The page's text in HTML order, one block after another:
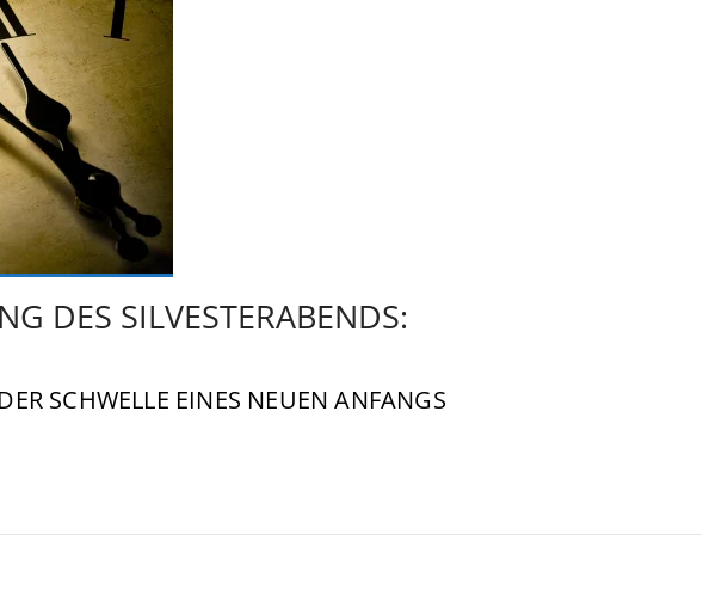
DES SILVESTERABENDS:
SCHWELLE EINES NEUEN ANFANGS